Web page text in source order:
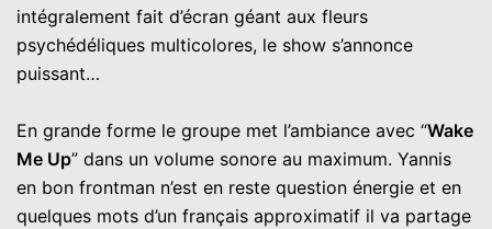
intégralement fait d’écran géant aux fleurs
psychédéliques multicolores, le show s’annonce
puissant…
En grande forme le groupe met l’ambiance avec “Wake
Me Up” dans un volume sonore au maximum. Yannis
en bon frontman n’est en reste question énergie et en
quelques mots d’un français approximatif il va partage